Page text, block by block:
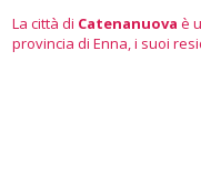
La città di Catenanuova è
provincia di Enna, i suoi